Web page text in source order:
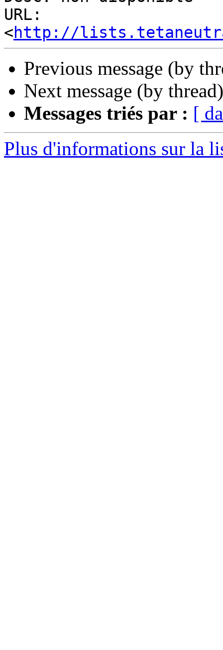
URL:
<http://
Previous message (by
Next message (by
Messages triés par : [
Plus d'informations sur la